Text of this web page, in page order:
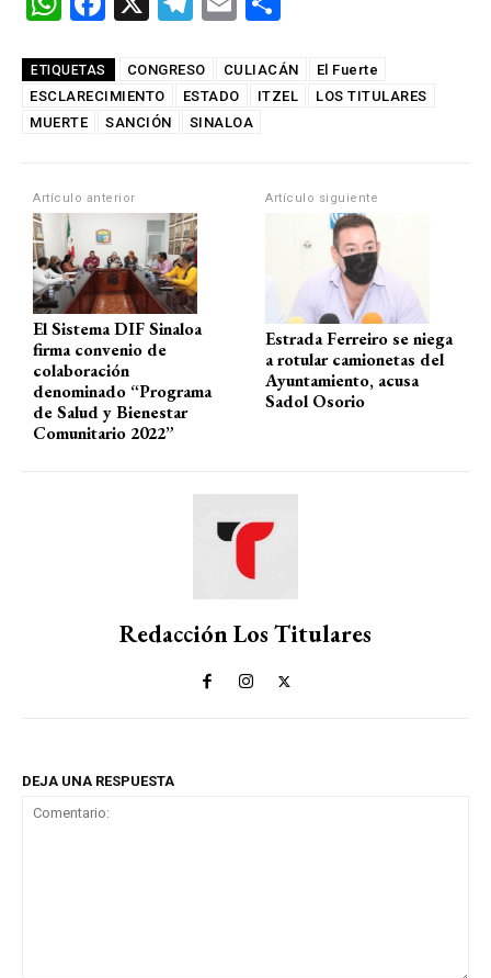
at
s
p
ce
b
k
e
gr
ail m
p
ETIQUETAS CONGRESO CULIACÁN
El Fuerte
ESCLARECIMIENTO
ESTADO ITZEL
LOS TITULARES
MUERTE
SANCIÓN SINALOA
Artículo anterior
El Sistema DIF Sinaloa
firma convenio de
colaboración
denominado “Programa
de Salud y Bienestar
Comunitario 2022”
Artículo siguiente
Estrada Ferreiro se niega
a rotular camionetas del
Ayuntamiento, acusa
Sadol Osorio
Redacción Los Titulares
DEJA UNA RESPUESTA